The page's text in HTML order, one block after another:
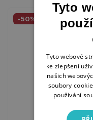
-50%
Tyto
Tyto webové
ke zlepšení
našich
soubory
používání